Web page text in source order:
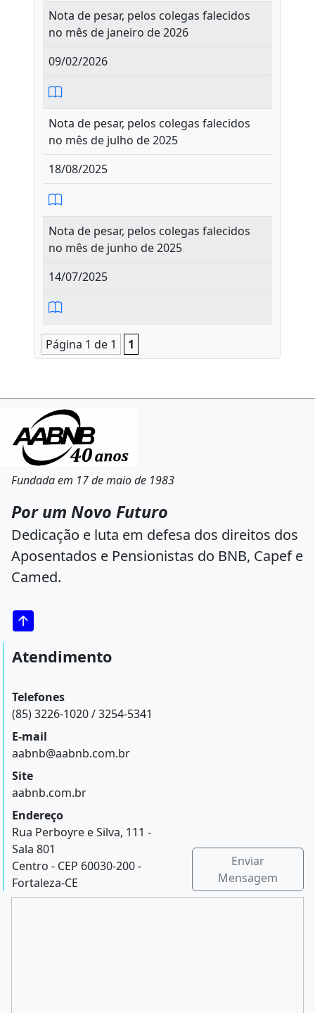
Nota de pesar, pelos colegas falecidos
no mês de janeiro de 2026
09/02/2026
Nota de pesar, pelos colegas falecidos
no mês de julho de 2025
18/08/2025
Nota de pesar, pelos colegas falecidos
no mês de junho de 2025
14/07/2025
Página 1 de 1 1
Fundada em 17 de maio de 1983
Por um Novo Futuro
Dedicação e luta em defesa dos direitos dos
Aposentados e Pensionistas do BNB, Capef e
Camed.
Atendimento
Telefones
(85) 3226-1020 / 3254-5341
E-mail
aabnb@aabnb.com.br
Site
aabnb.com.br
Endereço
Rua Perboyre e Silva, 111 -
Sala 801
Centro - CEP 60030-200 -
Fortaleza-CE
Enviar
Mensagem